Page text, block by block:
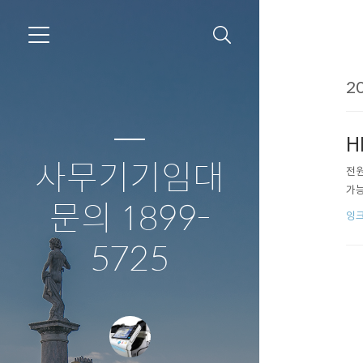
사무기기임대
문의 1899-
5725
전
가
잉